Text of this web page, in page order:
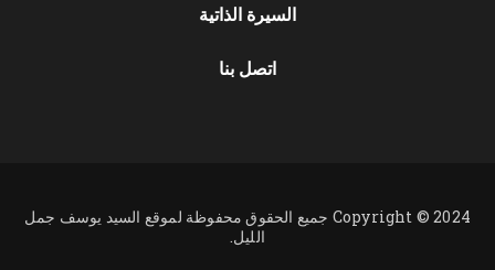
السيرة الذاتية
اتصل بنا
Copyright © 2024 جميع الحقوق محفوظة لموقع السيد يوسف جمل
الليل.